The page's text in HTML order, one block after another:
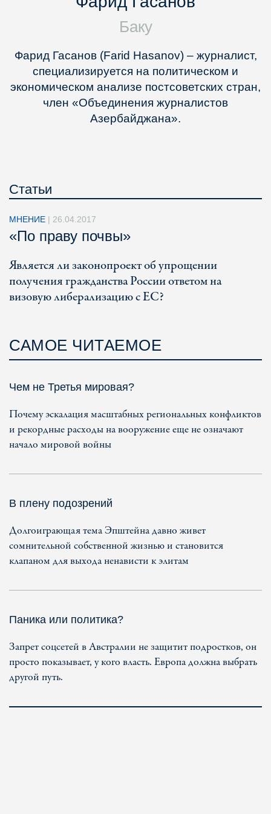
Баку
Фарид Гасанов (Farid Hasanov) – журналист,
специализируется на политическом и
экономическом анализе постсоветских стран,
член «Объединения журналистов
Азербайджана».
Статьи
МНЕНИЕ | 26.04.2017
«По праву почвы»
Является ли законопроект об упрощении
получения гражданства России ответом на
визовую либерализацию с ЕС?
САМОЕ ЧИТАЕМОЕ
Чем не Третья мировая?
Почему эскалация масштабных региональных конфликтов
и рекордные расходы на вооружение еще не означают
начало мировой войны
В плену подозрений
Долгоиграющая тема Эпштейна давно живет
сомнительной собственной жизнью и становится
клапаном для выхода ненависти к элитам
Паника или политика?
Запрет соцсетей в Австралии не защитит подростков, он
просто показывает, у кого власть. Европа должна выбрать
другой путь.